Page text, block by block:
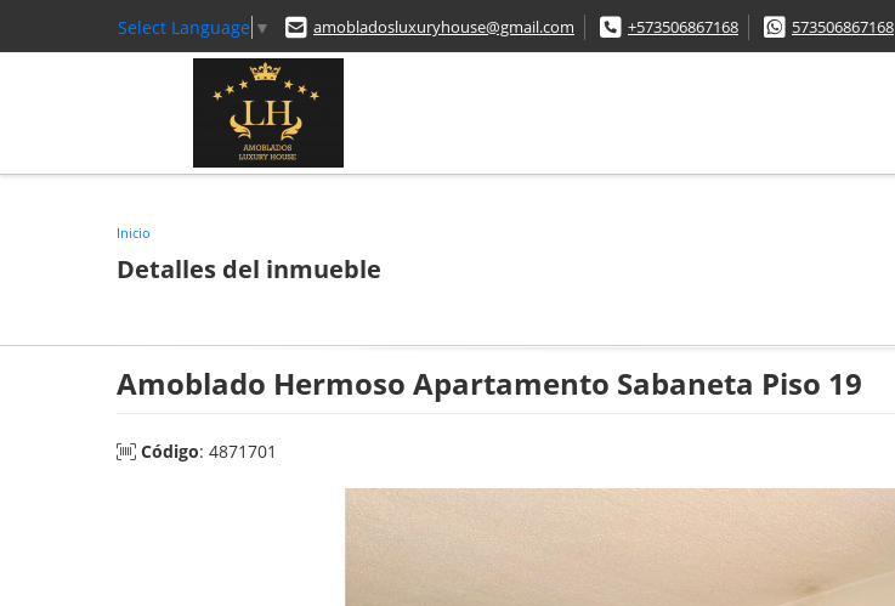
Select Language ▼ amobladosluxuryhouse@gmail.com +573506867168 573506867168
Inicio
Detalles del inmueble
Amoblado Hermoso Apartamento Sabaneta Piso 19
Código: 4871701